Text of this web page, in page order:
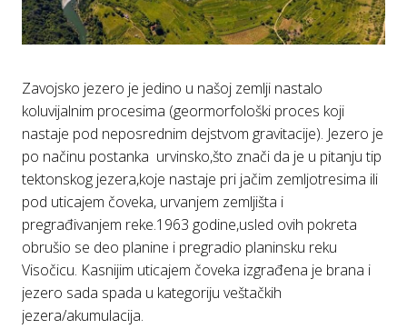
Zavojsko jezero je jedino u našoj zemlji nastalo
koluvijalnim procesima (geormorfološki proces koji
nastaje pod neposrednim dejstvom gravitacije). Jezero je
po načinu postanka urvinsko,što znači da je u pitanju tip
tektonskog jezera,koje nastaje pri jačim zemljotresima ili
pod uticajem čoveka, urvanjem zemljišta i
pregrađivanjem reke.1963 godine,usled ovih pokreta
obrušio se deo planine i pregradio planinsku reku
Visočicu. Kasnijim uticajem čoveka izgrađena je brana i
jezero sada spada u kategoriju veštačkih
jezera/akumulacija.